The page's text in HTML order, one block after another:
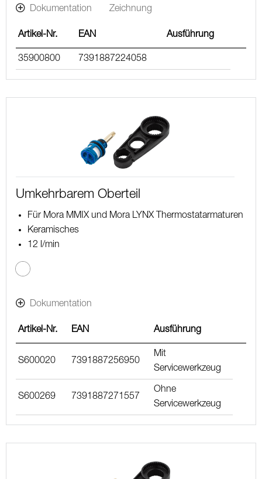
Dokumentation Zeichnung
Artikel-Nr. EAN Ausführung
35900800 7391887224058
Umkehrbarem Oberteil
Für Mora MMIX und Mora LYNX Thermostatarmaturen
Keramisches
12 l/min
Dokumentation
Artikel-Nr. EAN Ausführung
S600020 7391887256950
Mit
Servicewerkzeug
S600269 7391887271557
Ohne
Servicewerkzeug